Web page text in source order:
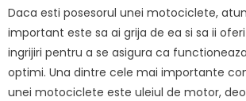
Daca esti posesorul unei motociclete,
important este sa ai grija de ea si sa ii
ingrijiri pentru a se asigura ca
optimi. Una dintre cele mai importante
unei motociclete este uleiul de motor,